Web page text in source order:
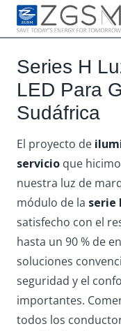
Skip
Series H
LED Para
Sudáfrica
El proyecto de
servicio que
nuestra luz de
módulo de la serie
satisfecho con el
hasta un 90 % de
soluciones
seguridad y el
importantes.
todos los